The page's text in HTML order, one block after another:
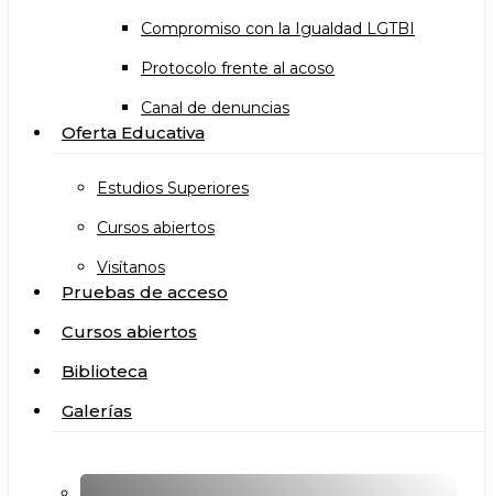
Compromiso con la Igualdad LGTBI
Protocolo frente al acoso
Canal de denuncias
Oferta Educativa
Estudios Superiores
Cursos abiertos
Visítanos
Pruebas de acceso
Cursos abiertos
Biblioteca
Galerías